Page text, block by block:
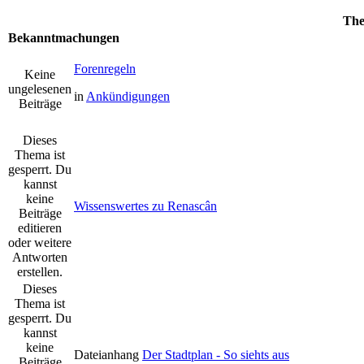
Bekanntmachungen
Keine
ungelesenen
Beiträge
Forenregeln
in Ankündigungen
Dieses
Thema ist
gesperrt. Du
kannst
keine
Beiträge
editieren
oder weitere
Antworten
erstellen.
Wissenswertes zu Renascân
Dieses
Thema ist
gesperrt. Du
kannst
keine
Dateianhang Der Stadtplan - So siehts aus